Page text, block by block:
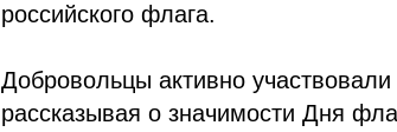
российского флага.
Добровольцы активно
рассказывая о значимости Дня